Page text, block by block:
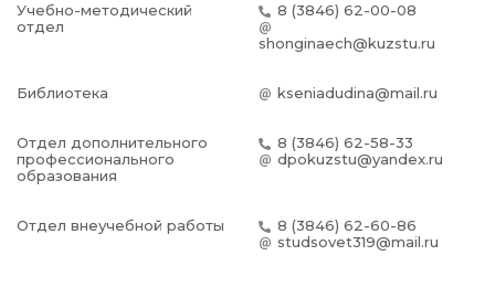
Учебно-методический
отдел
8 (3846) 62-00-08
shonginaech@kuzstu.ru
Библиотека kseniadudina@mail.ru
Отдел дополнительного
профессионального
образования
8 (3846) 62-58-33
dpokuzstu@yandex.ru
Отдел внеучебной работы
8 (3846) 62-60-86
studsovet319@mail.ru